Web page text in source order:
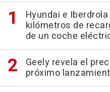
Hyundai e
kilómetros de
de un coche
Geely revela el
próximo